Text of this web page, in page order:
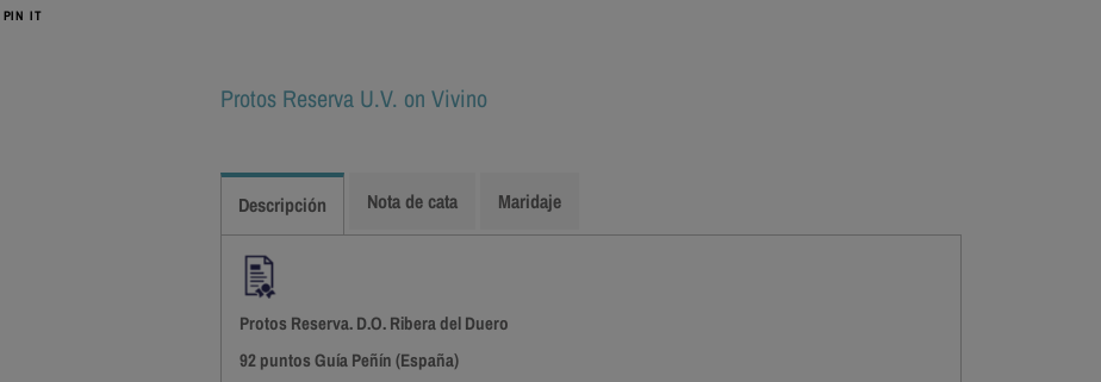
PIN IT
Protos Reserva U.V. on Vivino
Descripción Nota de cata Maridaje
Protos Reserva. D.O. Ribera del Duero
92 puntos Guía Peñín (España)